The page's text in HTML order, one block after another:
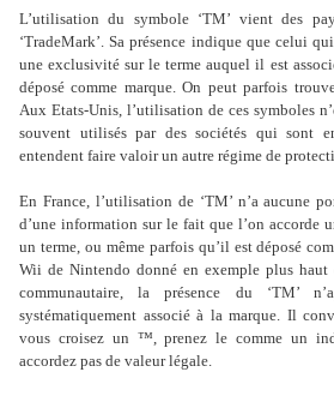
L’utilisation du symbole ‘TM’ vient des
‘TradeMark’. Sa présence indique que celui
une exclusivité sur le terme auquel il est
déposé comme marque. On peut parfois
Aux Etats-Unis, l’utilisation de ces symboles
souvent utilisés par des sociétés qui sont
entendent faire valoir un autre régime de
En France, l’utilisation de ‘TM’ n’a aucune
d’une information sur le fait que l’on accorde
un terme, ou même parfois qu’il est déposé
Wii de Nintendo donné en exemple plus haut
communautaire, la présence du ‘TM’
systématiquement associé à la marque. Il
vous croisez un ™, prenez le comme un
accordez pas de valeur légale.